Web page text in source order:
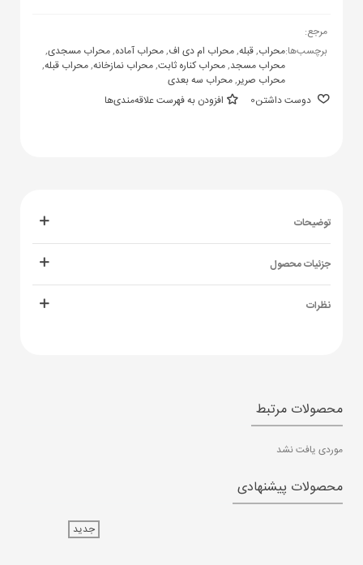
مرجع:
برچسب‌ها:محراب,قبله,محراب ام دی اف,محراب آماده,محراب مسجدی,
محراب مسجد,محراب کناره ثابت,محراب نمازخانه,محراب قبله,
محراب صریر,محراب سه بعدی
دوست داشتن0 افزودن به فهرست علاقه‌مندی‌ها
توضیحات
جزئیات محصول
نظرات
محصولات مرتبط
موردی یافت نشد
محصولات پیشنهادی
جدید